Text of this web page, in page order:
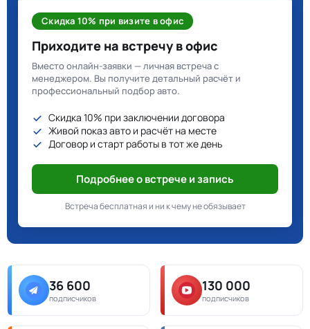
Скидка 10% при визите в офис
Приходите на встречу в офис
Вместо онлайн-заявки — личная встреча с
менеджером. Вы получите детальный расчёт и
профессиональный подбор авто.
Скидка 10% при заключении договора
Живой показ авто и расчёт на месте
Договор и старт работы в тот же день
Подробнее о встрече и запись
Встреча бесплатная и ни к чему не обязывает
36 600
подписчиков
130 000
подписчиков